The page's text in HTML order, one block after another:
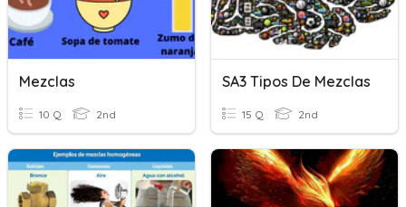
Mezclas
10 Q 2nd
SA3 Tipos De Mezclas
15 Q 2nd